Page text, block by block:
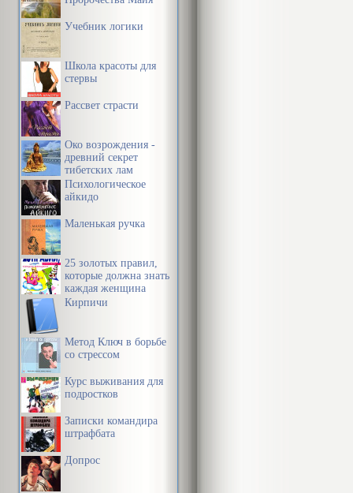
Учебник логики
Школа красоты для
стервы
Рассвет страсти
Око возрождения -
древний секрет
тибетских лам
Психологическое
айкидо
Маленькая ручка
25 золотых правил,
которые должна знать
каждая женщина
Кирпичи
Метод Ключ в борьбе
со стрессом
Курс выживания для
подростков
Записки командира
штрафбата
Допрос